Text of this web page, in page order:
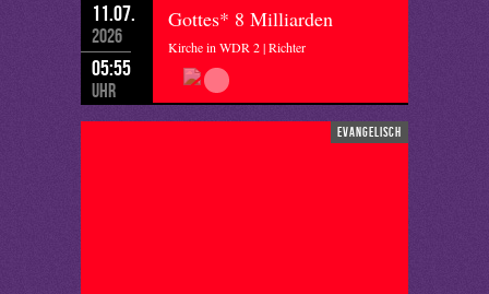
11.07.
2026
05:55
Uhr
Gottes* 8 Milliarden
Kirche in WDR 2 | Richter
evangelisch